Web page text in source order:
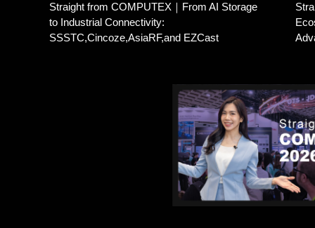
Straight from COMPUTEX｜From AI Storage
to Industrial Connectivity:
SSSTC,Cincoze,AsiaRF,and EZCast